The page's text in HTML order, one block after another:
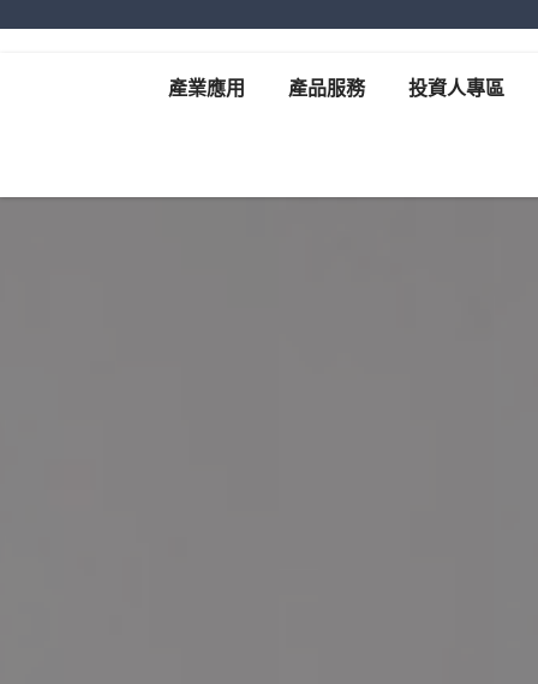
產業應用 產品服務 投資人專區